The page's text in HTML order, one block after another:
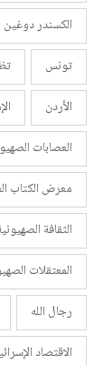
الكسندر دوغين
تونس
الأردن
العصابات
معرض الكتاب
الثقافة
المعتقلات
رجال الله
الاقتصاد